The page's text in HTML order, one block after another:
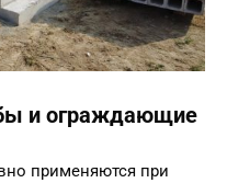
и ограждающие
применяются при